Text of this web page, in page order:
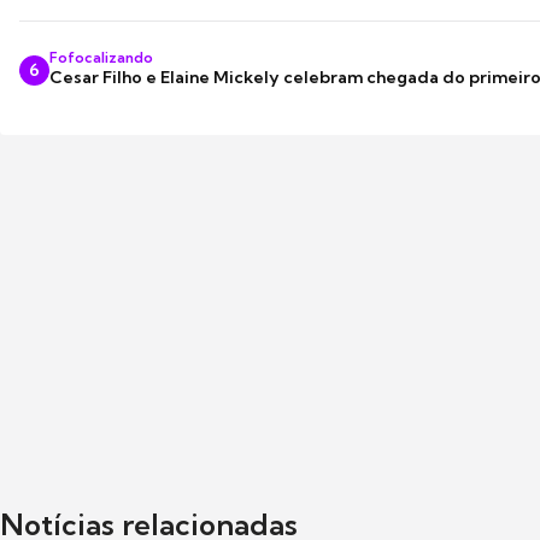
6
Fofocalizando
Cesar Filho e Elaine Mickely celebram chegada do
Notícias relacionadas